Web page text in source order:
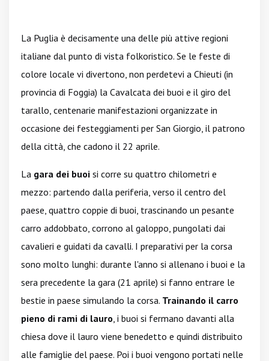
La Puglia è decisamente una delle più attive regioni
italiane dal punto di vista folkoristico. Se le feste di
colore locale vi divertono, non perdetevi a Chieuti (in
provincia di Foggia) la Cavalcata dei buoi e il giro del
tarallo, centenarie manifestazioni organizzate in
occasione dei festeggiamenti per San Giorgio, il patrono
della città, che cadono il 22 aprile.
La gara dei buoi si corre su quattro chilometri e
mezzo: partendo dalla periferia, verso il centro del
paese, quattro coppie di buoi, trascinando un pesante
carro addobbato, corrono al galoppo, pungolati dai
cavalieri e guidati da cavalli. I preparativi per la corsa
sono molto lunghi: durante l'anno si allenano i buoi e la
sera precedente la gara (21 aprile) si fanno entrare le
bestie in paese simulando la corsa. Trainando il carro
pieno di rami di lauro, i buoi si fermano davanti alla
chiesa dove il lauro viene benedetto e quindi distribuito
alle famiglie del paese. Poi i buoi vengono portati nelle